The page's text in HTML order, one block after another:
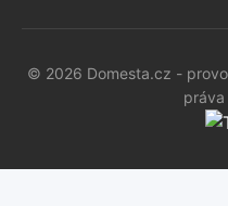
© 2026 Domesta.cz -